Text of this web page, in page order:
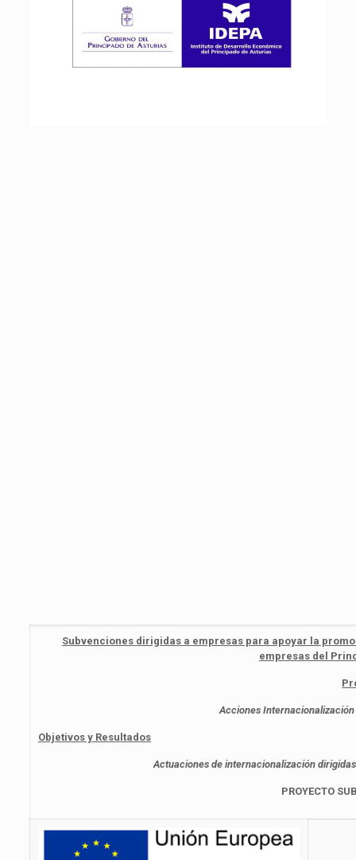
Subvenciones dirigidas a empresas para apoyar la
empresas del
Acciones
Objetivos y Resultados
Actuaciones de internacionalización
PROYECTO